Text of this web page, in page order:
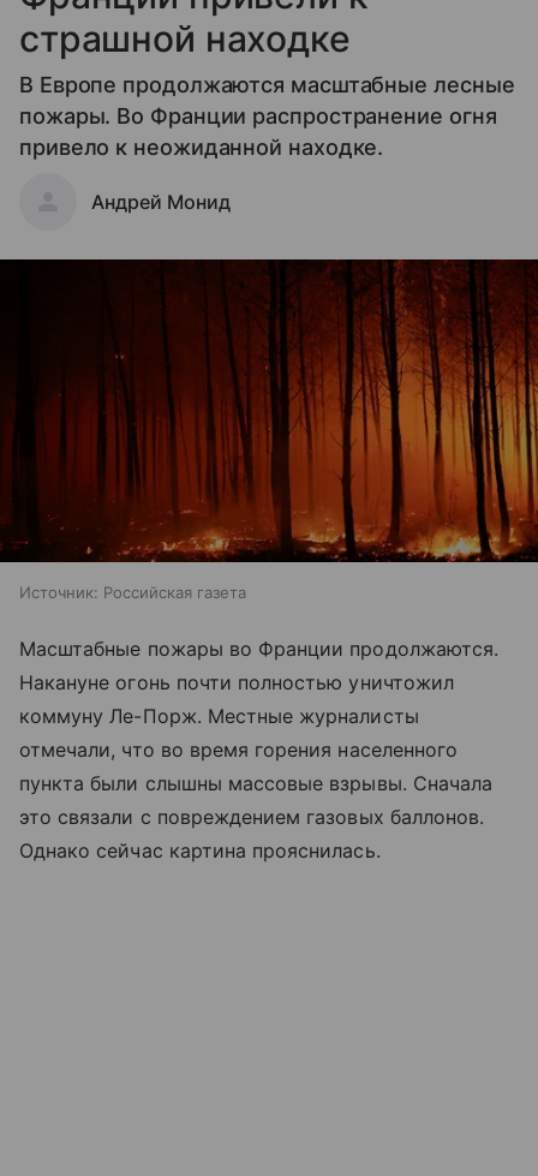
страшной находке
В Европе продолжаются масштабные лесные
пожары. Во Франции распространение огня
привело к неожиданной находке.
Андрей Монид
Источник: Российская газета
Масштабные пожары во Франции продолжаются.
Накануне огонь почти полностью уничтожил
коммуну Ле-Порж. Местные журналисты
отмечали, что во время горения населенного
пункта были слышны массовые взрывы. Сначала
это связали с повреждением газовых баллонов.
Однако сейчас картина прояснилась.